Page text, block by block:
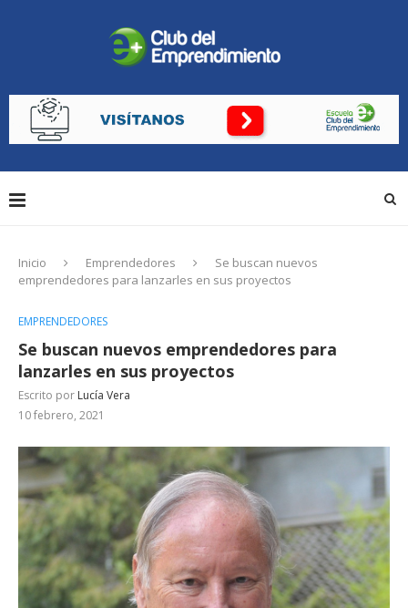
Inicio Emprendedores
Se buscan nuevos
emprendedores para lanzarles en sus proyectos
EMPRENDEDORES
Se buscan nuevos emprendedores para
lanzarles en sus proyectos
Escrito por Lucía Vera
10 febrero, 2021